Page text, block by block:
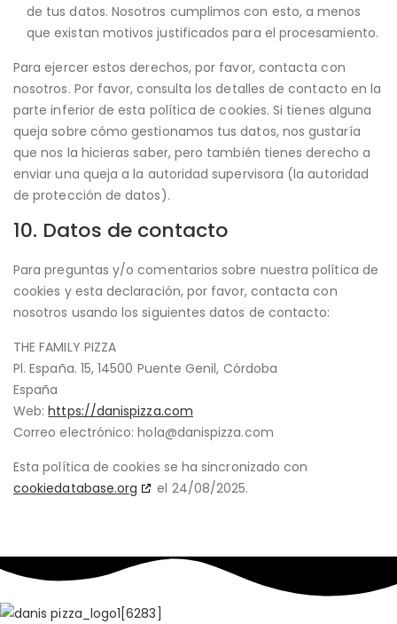
de tus datos. Nosotros cumplimos con esto, a menos
que existan motivos justificados para el procesamiento.
Para ejercer estos derechos, por favor, contacta con
nosotros. Por favor, consulta los detalles de contacto en la
parte inferior de esta política de cookies. Si tienes alguna
queja sobre cómo gestionamos tus datos, nos gustaría
que nos la hicieras saber, pero también tienes derecho a
enviar una queja a la autoridad supervisora (la autoridad
de protección de datos).
10. Datos de contacto
Para preguntas y/o comentarios sobre nuestra política de
cookies y esta declaración, por favor, contacta con
nosotros usando los siguientes datos de contacto:
THE FAMILY PIZZA
Pl. España. 15, 14500 Puente Genil, Córdoba
España
Web:https://danispizza.com
Correo electrónico:hola@danispizza.com
Esta política de cookies se ha sincronizado con
cookiedatabase.org
el 24/08/2025.